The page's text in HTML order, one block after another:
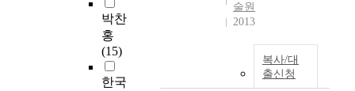
박찬
홍
(15)
한국
술원
2013
복사/대
출신청